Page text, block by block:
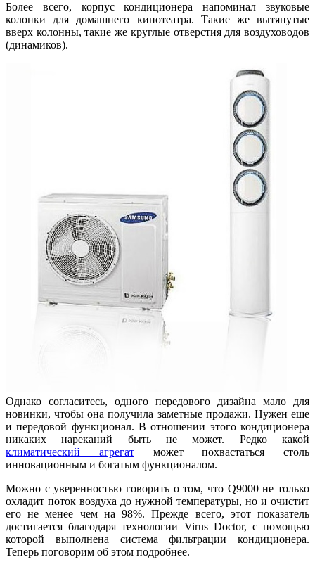
Более всего, корпус кондиционера напоминал звуковые
колонки для домашнего кинотеатра. Такие же вытянутые
вверх колонны, такие же круглые отверстия для воздуховодов
(динамиков).
Однако согласитесь, одного передового дизайна мало для
новинки, чтобы она получила заметные продажи. Нужен еще
и передовой функционал. В отношении этого кондиционера
никаких нареканий быть не может. Редко какой
климатический агрегатможет похвастаться столь
инновационным и богатым функционалом.
Можно с уверенностью говорить о том, что Q9000 не только
охладит поток воздуха до нужной температуры, но и очистит
его не менее чем на 98%. Прежде всего, этот показатель
достигается благодаря технологии Virus Doctor, с помощью
которой выполнена система фильтрации кондиционера.
Теперь поговорим об этом подробнее.